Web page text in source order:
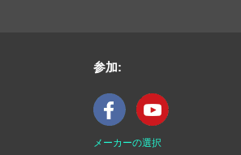
参加:
メーカーの選択